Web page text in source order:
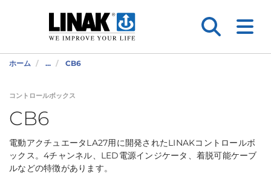
ホーム ... CB6
コントロールボックス
CB6
電動アクチュエータLA27用に開発されたLINAKコントロールボ
ックス。4チャンネル、LED電源インジケータ、着脱可能ケーブ
ルなどの特徴があります。